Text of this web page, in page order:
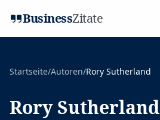
BusinessZitate
Startseite/Autoren/Rory Sutherland
Rory Sutherland